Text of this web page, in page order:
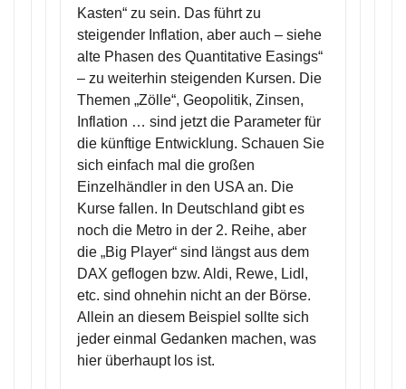
Kasten“ zu sein. Das führt zu
steigender Inflation, aber auch – siehe
alte Phasen des Quantitative Easings“
– zu weiterhin steigenden Kursen. Die
Themen „Zölle“, Geopolitik, Zinsen,
Inflation … sind jetzt die Parameter für
die künftige Entwicklung. Schauen Sie
sich einfach mal die großen
Einzelhändler in den USA an. Die
Kurse fallen. In Deutschland gibt es
noch die Metro in der 2. Reihe, aber
die „Big Player“ sind längst aus dem
DAX geflogen bzw. Aldi, Rewe, Lidl,
etc. sind ohnehin nicht an der Börse.
Allein an diesem Beispiel sollte sich
jeder einmal Gedanken machen, was
hier überhaupt los ist.